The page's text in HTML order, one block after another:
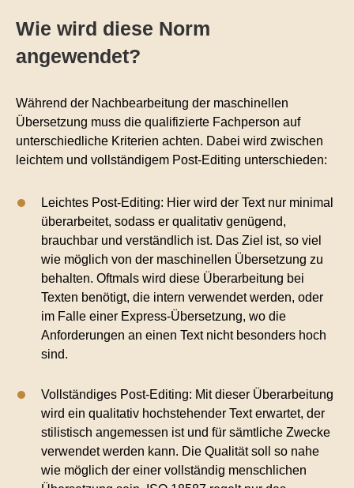
Wie wird diese Norm
angewendet?
Während der Nachbearbeitung der maschinellen
Übersetzung muss die qualifizierte Fachperson auf
unterschiedliche Kriterien achten. Dabei wird zwischen
leichtem und vollständigem Post-Editing unterschieden:
Leichtes Post-Editing: Hier wird der Text nur minimal
überarbeitet, sodass er qualitativ genügend,
brauchbar und verständlich ist. Das Ziel ist, so viel
wie möglich von der maschinellen Übersetzung zu
behalten. Oftmals wird diese Überarbeitung bei
Texten benötigt, die intern verwendet werden, oder
im Falle einer Express-Übersetzung, wo die
Anforderungen an einen Text nicht besonders hoch
sind.
Vollständiges Post-Editing: Mit dieser Überarbeitung
wird ein qualitativ hochstehender Text erwartet, der
stilistisch angemessen ist und für sämtliche Zwecke
verwendet werden kann. Die Qualität soll so nahe
wie möglich der einer vollständig menschlichen